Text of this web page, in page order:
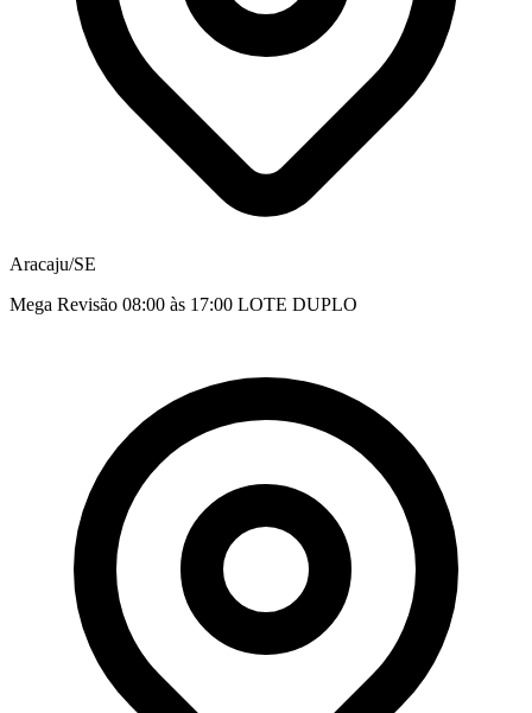
Aracaju/SE
Mega Revisão 08:00 às 17:00 LOTE DUPLO